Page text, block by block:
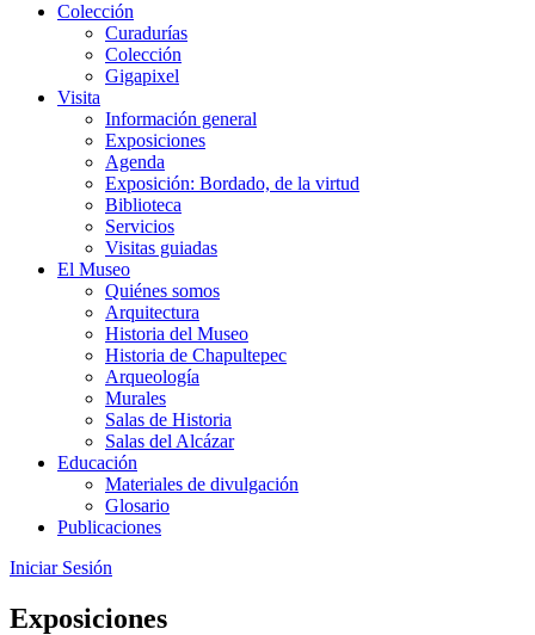
Colección
Curadurías
Colección
Gigapixel
Visita
Información general
Exposiciones
Agenda
Exposición: Bordado, de la virtud
Biblioteca
Servicios
Visitas guiadas
El Museo
Quiénes somos
Arquitectura
Historia del Museo
Historia de Chapultepec
Arqueología
Murales
Salas de Historia
Salas del Alcázar
Educación
Materiales de divulgación
Glosario
Publicaciones
Iniciar Sesión
Exposiciones